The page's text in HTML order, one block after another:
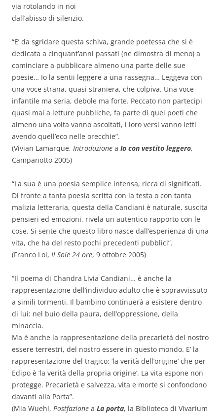
via rotolando in noi
dall’abisso di silenzio.
“E’ da sgridare questa schiva, grande poetessa che si è
dedicata a cinquant’anni passati (ne dimostra di meno) a
cominciare a pubblicare almeno una parte delle sue
poesie… Io la sentii leggere a una rassegna… Leggeva con
una voce strana, quasi straniera, che colpiva. Una voce
infantile ma seria, debole ma forte. Peccato non partecipi
quasi mai a letture pubbliche, fa parte di quei poeti che
almeno una volta vanno ascoltati, i loro versi vanno letti
avendo quell’eco nelle orecchie”.
(Vivian Lamarque, Introduzione a Io con vestito leggero,
Campanotto 2005)
“La sua è una poesia semplice intensa, ricca di significati.
Di fronte a tanta poesia scritta con la testa o con tanta
malizia letteraria, questa della Candiani è naturale, suscita
pensieri ed emozioni, rivela un autentico rapporto con le
cose. Si sente che questo libro nasce dall’esperienza di una
vita, che ha del resto pochi precedenti pubblici”.
(Franco Loi, Il Sole 24 ore, 9 ottobre 2005)
“Il poema di Chandra Livia Candiani… è anche la
rappresentazione dell’individuo adulto che è sopravvissuto
a simili tormenti. Il bambino continuerà a esistere dentro
di lui: nel buio della paura, dell’oppressione, della
minaccia.
Ma è anche la rappresentazione della precarietà del nostro
essere terrestri, del nostro essere in questo mondo. E’ la
rappresentazione del tragico: ‘la verità dell’origine’ che per
Edipo è ‘la verità della propria origine’. La vita espone non
protegge. Precarietà e salvezza, vita e morte si confondono
davanti alla Porta”.
(Mia Wuehl, Postfazione a La porta, la Biblioteca di Vivarium